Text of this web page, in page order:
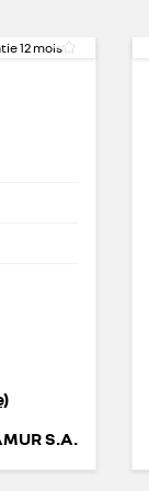
12 mois
S.A.